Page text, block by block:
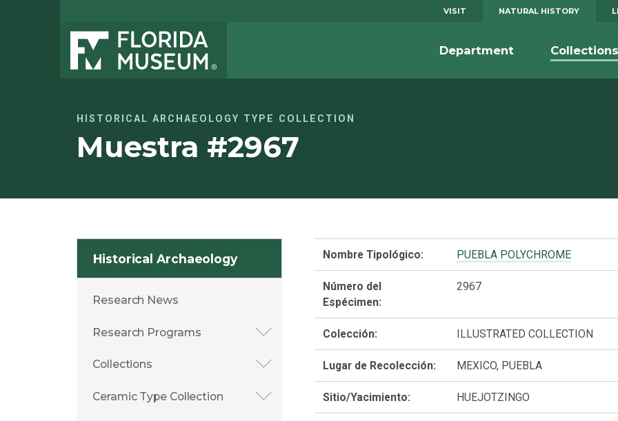
VISIT NATURAL HISTORY
Department
HISTORICAL ARCHAEOLOGY TYPE COLLECTION
Muestra #2967
Historical Archaeology
Research News
Research Programs
Collections
Ceramic Type Collection
Nombre Tipológico: PUEBLA POLYCHROME
Número del
Espécimen:
2967
Colección: ILLUSTRATED COLLECTION
Lugar de Recolección: MEXICO, PUEBLA
Sitio/Yacimiento: HUEJOTZINGO